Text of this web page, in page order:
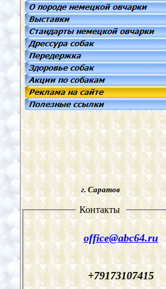
г. Саратов
Контакты
office@abc64.ru
+79173107415